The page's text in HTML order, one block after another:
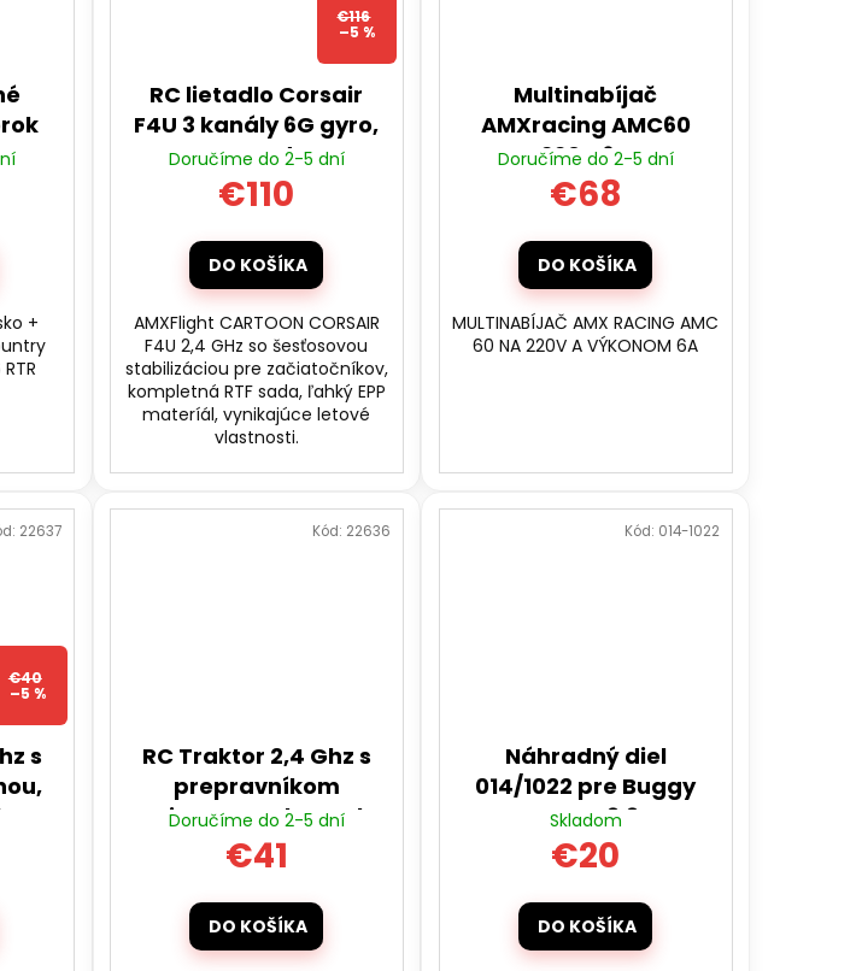
+
€116
–5 %
RC lietadlo Corsair
F4U 3 kanály 6G gyro,
RTF sada
Doručíme do 2-5 dní
€110
DO KOŠÍKA
AMXFlight CARTOON CORSAIR
F4U 2,4 GHz so šesťosovou
stabilizáciou pre začiatočníkov,
kompletná RTF sada, ľahký EPP
materíál, vynikajúce letové
vlastnosti.
Multinabíjač
AMXracing AMC60
220V 6A
Doručíme do 2-5 dní
€68
DO KOŠÍKA
MULTINABÍJAČ AMX RACING AMC
60 NA 220V A VÝKONOM 6A
€40
–5 %
s
22637
RC Traktor 2,4 Ghz s
prepravníkom
zvierat, svetla, zvuk
1:24
Doručíme do 2-5 dní
€41
DO KOŠÍKA
Kód: 22636
Náhradný diel
014/1022 pre Buggy
EAGLE 3.3
Skladom
€20
DO KOŠÍKA
Kód: 014-1022